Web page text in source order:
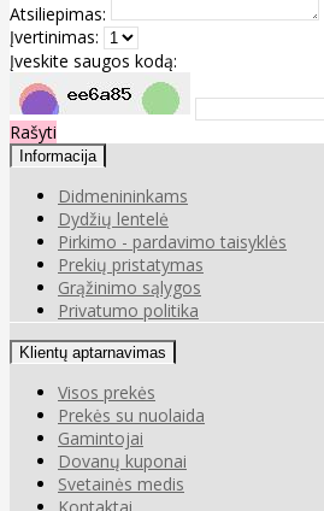
Atsiliepimas:
Įvertinimas:
Įveskite saugos kodą:
Rašyti
Informacija
Didmenininkams
Dydžių lentelė
Pirkimo - pardavimo taisyklės
Prekių pristatymas
Grąžinimo sąlygos
Privatumo politika
Klientų aptarnavimas
Visos prekės
Prekės su nuolaida
Gamintojai
Dovanų kuponai
Svetainės medis